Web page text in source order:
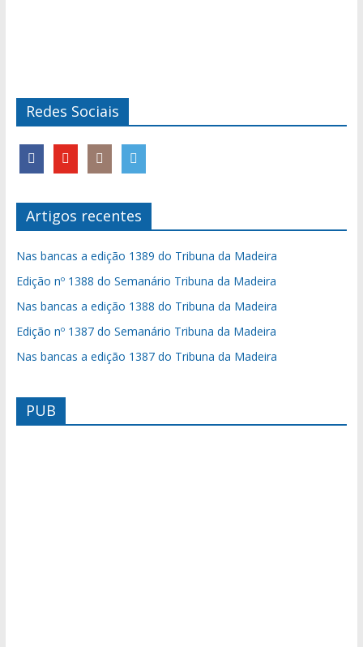
Redes Sociais
Artigos recentes
Nas bancas a edição 1389 do Tribuna da Madeira
Edição nº 1388 do Semanário Tribuna da Madeira
Nas bancas a edição 1388 do Tribuna da Madeira
Edição nº 1387 do Semanário Tribuna da Madeira
Nas bancas a edição 1387 do Tribuna da Madeira
PUB